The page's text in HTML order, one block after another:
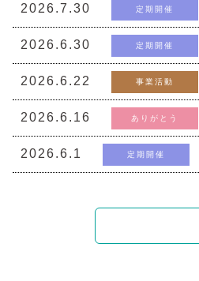
2026.7.30 定期開催
2026.6.30 定期開催
2026.6.22 事業活動
2026.6.16 ありがとう
2026.6.1 定期開催